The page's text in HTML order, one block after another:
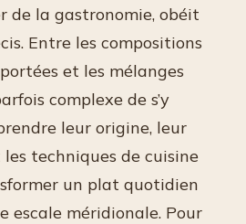
de la gastronomie, obéit
Entre les compositions
et les mélanges
complexe de s’y
leur origine, leur
techniques de cuisine
un plat quotidien
escale méridionale. Pour